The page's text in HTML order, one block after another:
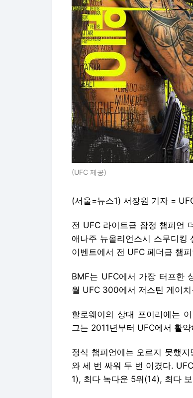
(UFC 제공)
(서울=뉴스1) 서장원 기자 =
전 UFC 라이트급 잠정 챔피언
애나주 뉴올리언스시 스무디
이벤트에서 전 UFC 페더급 챔
BMF는 UFC에서 가장 터프한
월 UFC 300에서 저스틴 게이
할로웨이의 상대 포이리에는
그는 2011년부터 UFC에서 활
정식 챔피언에는 오르지 못했
와 세 번 싸워 두 번 이겼다.
1), 최다 녹다운 5위(14), 최다